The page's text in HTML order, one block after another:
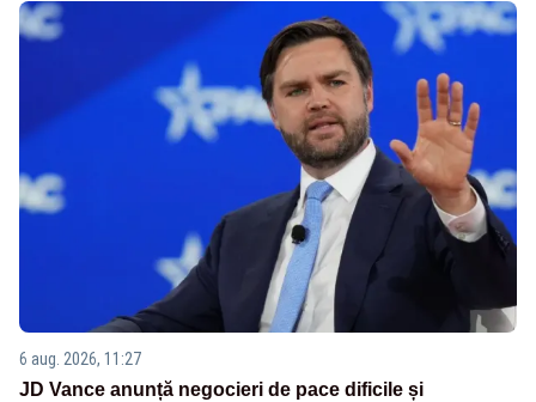
6 aug. 2026, 11:27
JD Vance anunță negocieri de pace dificile și